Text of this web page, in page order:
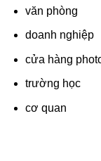
văn phòng
doanh nghiệp
cửa hàng
trường học
cơ quan